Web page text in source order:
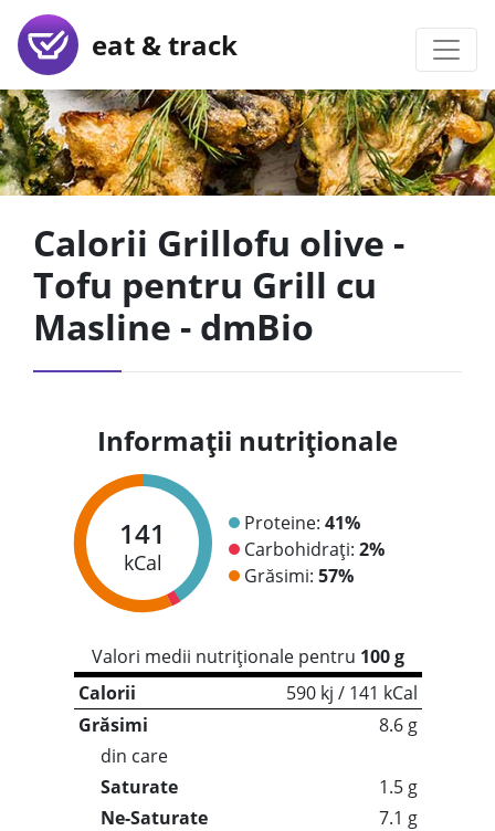
eat & track
Calorii Grillofu olive -
Tofu pentru Grill cu
Masline - dmBio
Informații nutriționale
141
kCal
Proteine: 41%
Carbohidrați: 2%
Grăsimi: 57%
Valori medii nutriționale pentru 100 g
Calorii
590 kj / 141 kCal
Grăsimi
8.6 g
din care
Saturate
1.5 g
Ne-Saturate
7.1 g